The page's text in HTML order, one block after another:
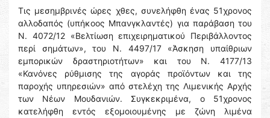
Τις μεσημβρινές ώρες χθες, συνελήφθη ένας 51χρονος
αλλοδαπός (υπήκοος Μπανγκλαντές) για παράβαση του
Ν. 4072/12 «Βελτίωση επιχειρηματικού Περιβάλλοντος
περί σημάτων», του Ν. 4497/17 «Άσκηση υπαίθριων
εμπορικών δραστηριοτήτων» και του Ν. 4177/13
«Κανόνες ρύθμισης της αγοράς προϊόντων και της
παροχής υπηρεσιών» από στελέχη της Λιμενικής Αρχής
των Νέων Μουδανιών. Συγκεκριμένα, ο 51χρονος
κατελήφθη εντός εξομοιουμένης με ζώνη λιμένα